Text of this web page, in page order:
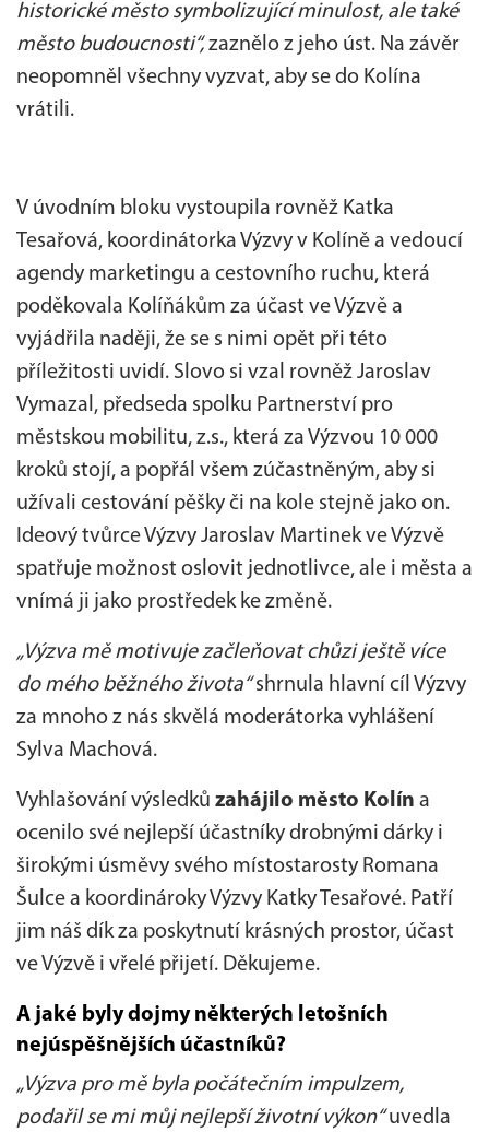
historické město symbolizující minulost, ale také
město budoucnosti“, zaznělo z jeho úst. Na závěr
neopomněl všechny vyzvat, aby se do Kolína
vrátili.
V úvodním bloku vystoupila rovněž Katka
Tesařová, koordinátorka Výzvy v Kolíně a vedoucí
agendy marketingu a cestovního ruchu, která
poděkovala Kolíňákům za účast ve Výzvě a
vyjádřila naději, že se s nimi opět při této
příležitosti uvidí. Slovo si vzal rovněž Jaroslav
Vymazal, předseda spolku Partnerství pro
městskou mobilitu, z.s., která za Výzvou 10 000
kroků stojí, a popřál všem zúčastněným, aby si
užívali cestování pěšky či na kole stejně jako on.
Ideový tvůrce Výzvy Jaroslav Martinek ve Výzvě
spatřuje možnost oslovit jednotlivce, ale i města a
vnímá ji jako prostředek ke změně.
„Výzva mě motivuje začleňovat chůzi ještě více
do mého běžného života“shrnula hlavní cíl Výzvy
za mnoho z nás skvělá moderátorka vyhlášení
Sylva Machová.
Vyhlašování výsledků zahájilo město Kolín a
ocenilo své nejlepší účastníky drobnými dárky i
širokými úsměvy svého místostarosty Romana
Šulce a koordinároky Výzvy Katky Tesařové. Patří
jim náš dík za poskytnutí krásných prostor, účast
ve Výzvě i vřelé přijetí. Děkujeme.
A jaké byly dojmy některých letošních
nejúspěšnějších účastníků?
„Výzva pro mě byla počátečním impulzem,
podařil se mi můj nejlepší životní výkon“uvedla